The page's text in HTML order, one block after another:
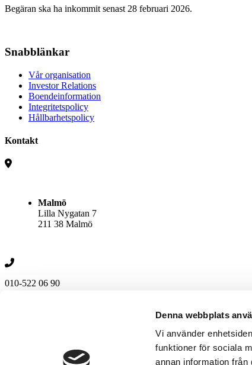
Denna webbplats
Vi använder
funktioner för sociala
annan information
Begäran ska ha inkommit senast 28 februari 2026.
Snabblänkar
Vår organisation
Investor Relations
Boendeinformation
Integritetspolicy
Hållbarhetspolicy
Kontakt
Malmö
Lilla Nygatan 7
211 38 Malmö
010-522 06 90
Kontakta oss
010-522 06 90